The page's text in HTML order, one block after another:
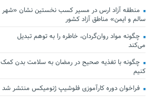
منطقه آزاد ارس در مسیر کسب نخستین نشان «شهر
سالم و ایمن» مناطق آزاد کشور
چگونه مواد روان‌گردان، خاطره را به توهم تبدیل
می‌کند
چگونه با تغذیه صحیح در رمضان به سلامت بدن کمک
کنیم
فراخوان دوره کارآموزی فلوشیپ ژنومیکس منتشر شد